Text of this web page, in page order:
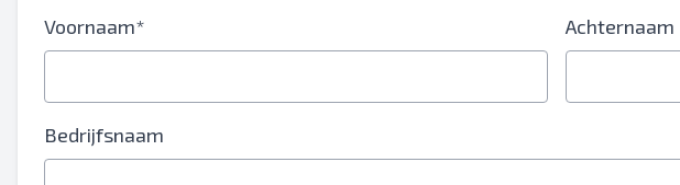
Voornaam* Achternaam
Bedrijfsnaam
Je volledige naam